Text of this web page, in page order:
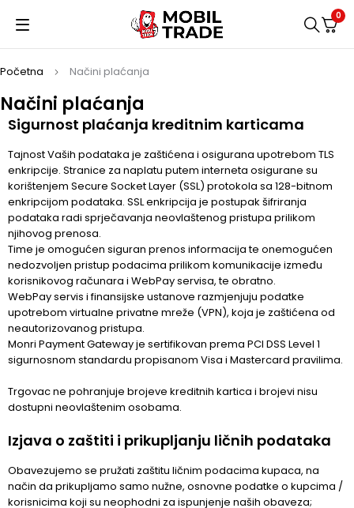
0
Načini plaćanja
Početna Načini plaćanja
Sigurnost plaćanja kreditnim karticama
Tajnost Vaših podataka je zaštićena i osigurana upotrebom TLS
enkripcije. Stranice za naplatu putem interneta osigurane su
korištenjem Secure Socket Layer (SSL) protokola sa 128-bitnom
enkripcijom podataka. SSL enkripcija je postupak šifriranja
podataka radi sprječavanja neovlaštenog pristupa prilikom
njihovog prenosa.
Time je omogućen siguran prenos informacija te onemogućen
nedozvoljen pristup podacima prilikom komunikacije između
korisnikovog računara i WebPay servisa, te obratno.
WebPay servis i finansijske ustanove razmjenjuju podatke
upotrebom virtualne privatne mreže (VPN), koja je zaštićena od
neautorizovanog pristupa.
Monri Payment Gateway je sertifikovan prema PCI DSS Level 1
sigurnosnom standardu propisanom Visa i Mastercard pravilima.
Trgovac ne pohranjuje brojeve kreditnih kartica i brojevi nisu
dostupni neovlaštenim osobama.
Izjava o zaštiti i prikupljanju ličnih podataka
Obavezujemo se pružati zaštitu ličnim podacima kupaca, na
način da prikupljamo samo nužne, osnovne podatke o kupcima /
korisnicima koji su neophodni za ispunjenje naših obaveza;